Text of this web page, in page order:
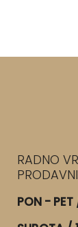
RADNO
PON -